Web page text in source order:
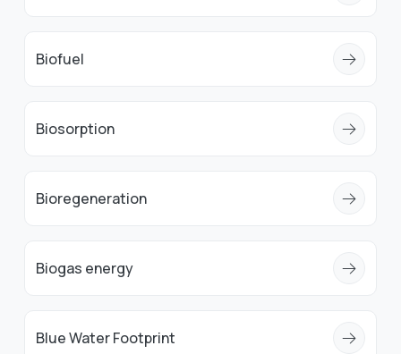
Biofuel
Biosorption
Bioregeneration
Biogas energy
Blue Water Footprint